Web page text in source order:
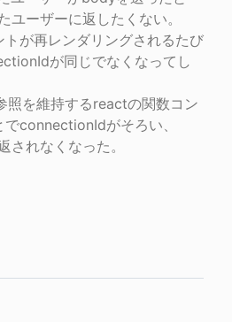
ユーザーに返したくない。
が再レンダリングされるたび
が同じでなくなってし
照を維持するreactの関数コン
connectionIdがそろい、
れなくなった。